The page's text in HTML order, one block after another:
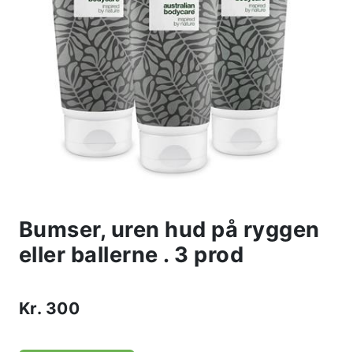
Bumser, uren hud på ryggen
eller ballerne . 3 prod
Kr. 300